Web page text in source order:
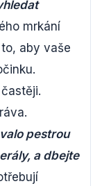
mrkání
aby vaše
pestrou
a dbejte